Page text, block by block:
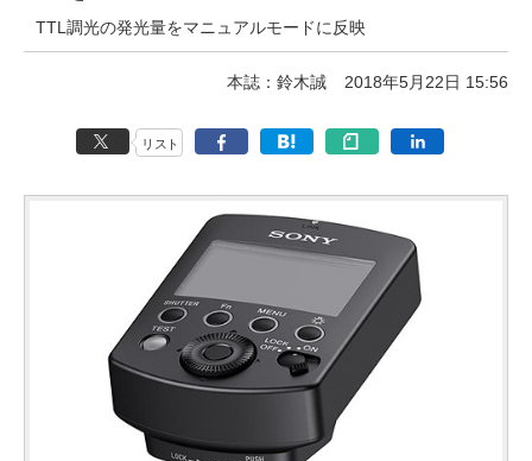
TTL調光の発光量をマニュアルモードに反映
本誌：鈴木誠 2018年5月22日 15:56
リスト